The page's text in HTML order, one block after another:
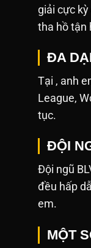
giải cực
tha hồ tận
ĐA
Tại , anh
League,
tục.
ĐỘI
Đội ngũ
đều hấp
em.
MỘT